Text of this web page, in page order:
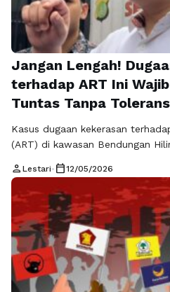
Jangan Lengah!
terhadap ART Ini
Tuntas Tanpa
Kasus dugaan kekerasan
(ART) di kawasan Bendungan
kemarahan yang meluas.
2026 ini bukan sekadar insiden
diduga berkaitan dengan tekanan
membuat dua korban
melompat dari … Baca
person Lestari• calendar_today12/05/2026